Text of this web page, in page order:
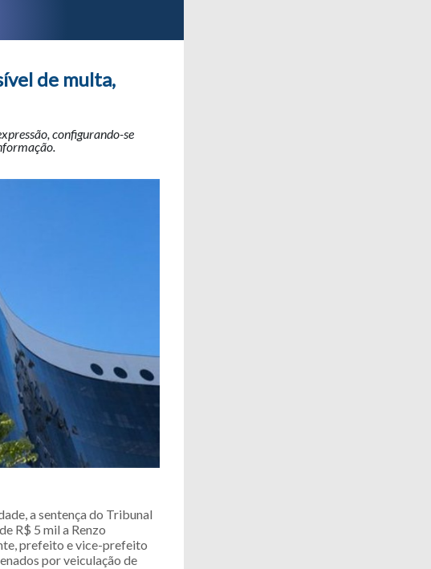
de multa,
configurando-se
a sentença do Tribunal
R$ 5 mil a Renzo
prefeito e vice-prefeito
por veiculação de